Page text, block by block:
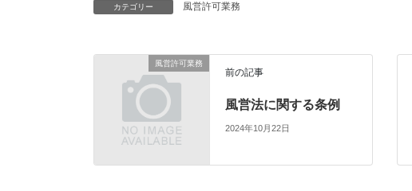
カテゴリー 風営許可業務
風営許可業務
前の記事
風営法に関する条例
2024年10月22日